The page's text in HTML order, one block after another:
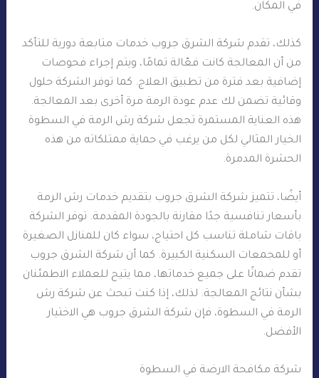
في المكان.
كذلك، تقدم شركة الشرق جروب خدمات متابعة دورية للتأكد
من أن المعالجة كانت فعّالة تمامًا، ويتم إجراء فحوصات
إضافية بعد فترة من تطبيق العلاج. كما توفر الشركة حلول
وقائية تضمن لك عدم عودة الرمة مرة أخرى بعد المعالجة.
هذه العناية المستمرة تجعل شركة رش الرمة في السطوة
الخيار المثالي لكل من يرغب في حماية ممتلكاته من هذه
الحشرة المدمرة.
أيضًا، تتميز شركة الشرق جروب بتقديم خدمات رش الرمة
بأسعار تنافسية جدًا مقارنة بالجودة المقدمة. توفر الشركة
باقات شاملة تناسب كل احتياج، سواء كان للمنازل الصغيرة
أو للمجمعات السكنية الكبيرة. كما أن شركة الشرق جروب
تقدم ضمانًا على جميع خدماتها، مما يتيح للعملاء الاطمئنان
بشأن نتائج المعالجة. لذلك، إذا كنت تبحث عن شركة رش
الرمة في السطوة، فإن شركة الشرق جروب هي الاختيار
الأفضل.
شركة مكافحة الارضة في السطوة